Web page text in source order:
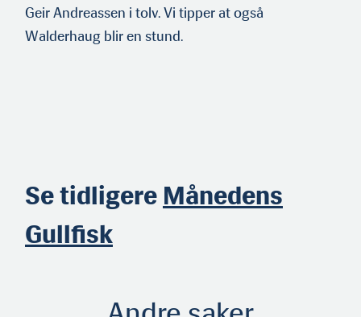
Geir Andreassen i tolv. Vi tipper at også
Walderhaug blir en stund.
Se tidligere Månedens
Gullfisk